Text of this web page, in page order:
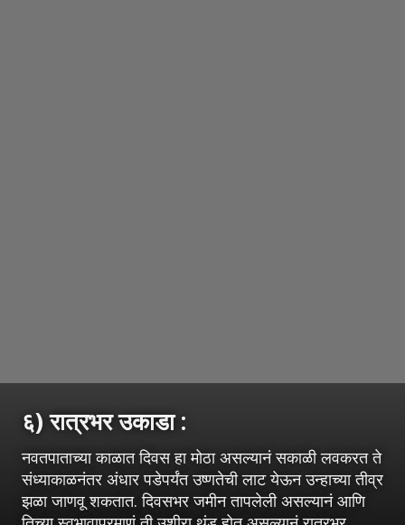
६) रात्रभर उकाडा :
नवतपाताच्या काळात दिवस हा मोठा असल्यानं सकाळी लवकरत ते
संध्याकाळनंतर अंधार पडेपर्यंत उष्णतेची लाट येऊन उन्हाच्या तीव्र
झळा जाणवू शकतात. दिवसभर जमीन तापलेली असल्यानं आणि